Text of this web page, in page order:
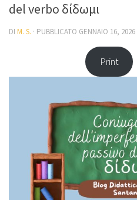
del verbo δίδωμι
DI M. S. · PUBBLICATO GENNAIO 16, 2026
Print